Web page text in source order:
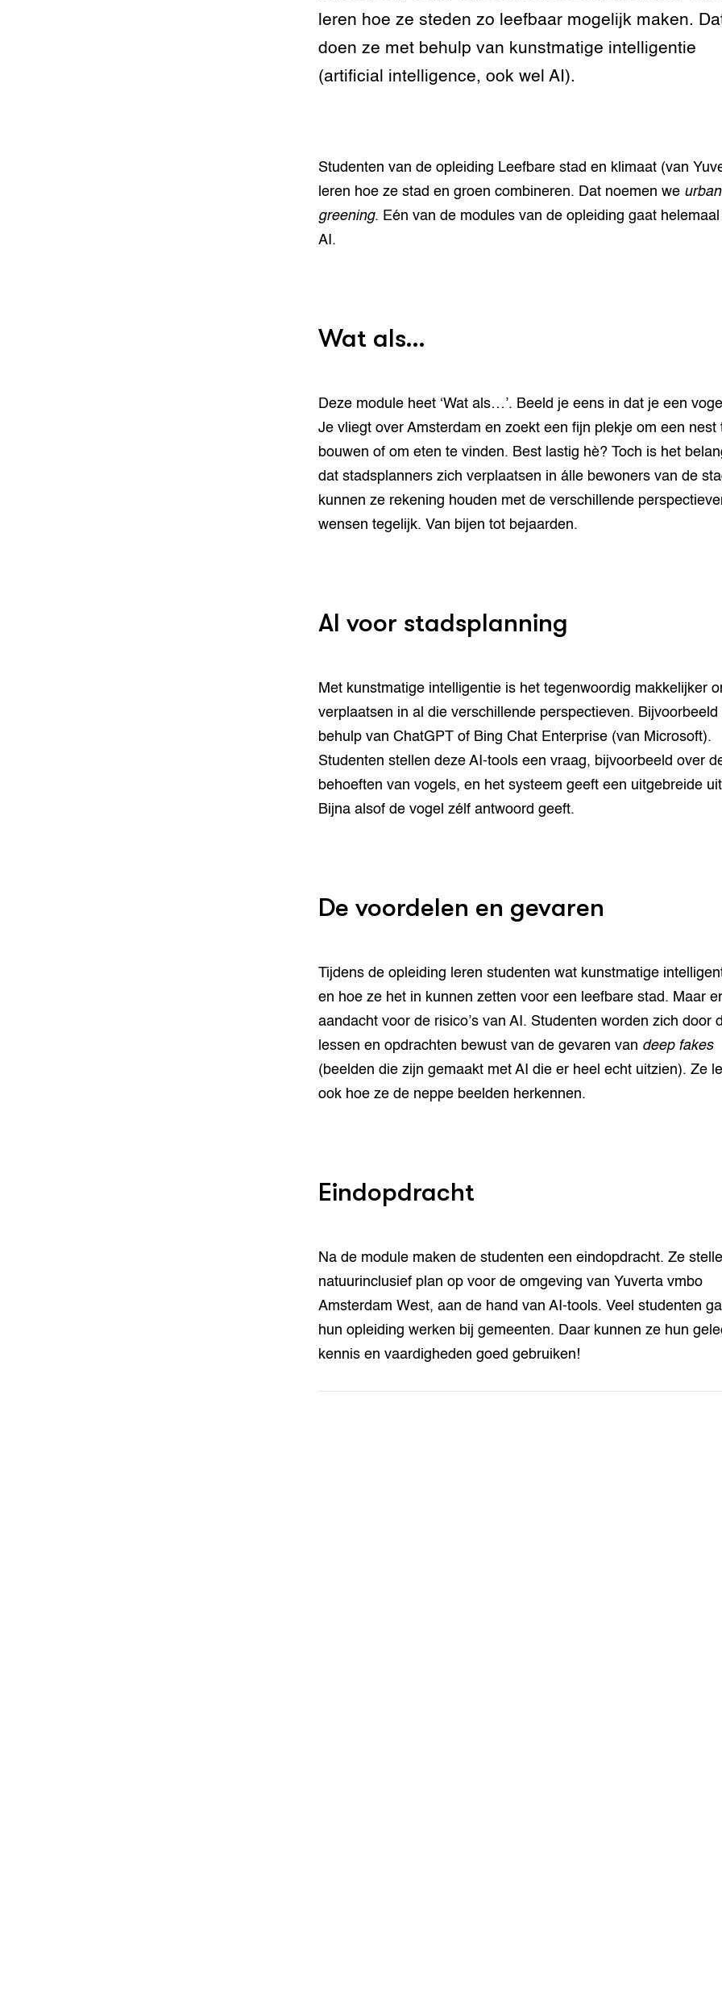
leren hoe ze steden zo leefbaar mogelijk maken.
doen ze met behulp van kunstmatige intelligentie
(artificial intelligence, ook wel AI).
Studenten van de opleiding Leefbare stad en klimaat (van
leren hoe ze stad en groen combineren. Dat noemen we urban
greening. Eén van de modules van de opleiding gaat
AI.
Wat als…
Deze module heet ‘Wat als…’. Beeld je eens in dat je een
Je vliegt over Amsterdam en zoekt een fijn plekje om een nest
bouwen of om eten te vinden. Best lastig hè? Toch is het
dat stadsplanners zich verplaatsen in álle bewoners van de
kunnen ze rekening houden met de verschillende
wensen tegelijk. Van bijen tot bejaarden.
AI voor stadsplanning
Met kunstmatige intelligentie is het tegenwoordig makkelijker
verplaatsen in al die verschillende perspectieven. Bijvoorbeeld
behulp van ChatGPT of Bing Chat Enterprise (van Microsoft).
Studenten stellen deze AI-tools een vraag, bijvoorbeeld over
behoeften van vogels, en het systeem geeft een uitgebreide
Bijna alsof de vogel zélf antwoord geeft.
De voordelen en gevaren
Tijdens de opleiding leren studenten wat kunstmatige
en hoe ze het in kunnen zetten voor een leefbare stad. Maar
aandacht voor de risico’s van AI. Studenten worden zich door
lessen en opdrachten bewust van de gevaren van deep fakes
(beelden die zijn gemaakt met AI die er heel echt uitzien). Ze
ook hoe ze de neppe beelden herkennen.
Eindopdracht
Na de module maken de studenten een eindopdracht. Ze
natuurinclusief plan op voor de omgeving van Yuverta vmbo
Amsterdam West, aan de hand van AI-tools. Veel studenten
hun opleiding werken bij gemeenten. Daar kunnen ze hun
kennis en vaardigheden goed gebruiken!